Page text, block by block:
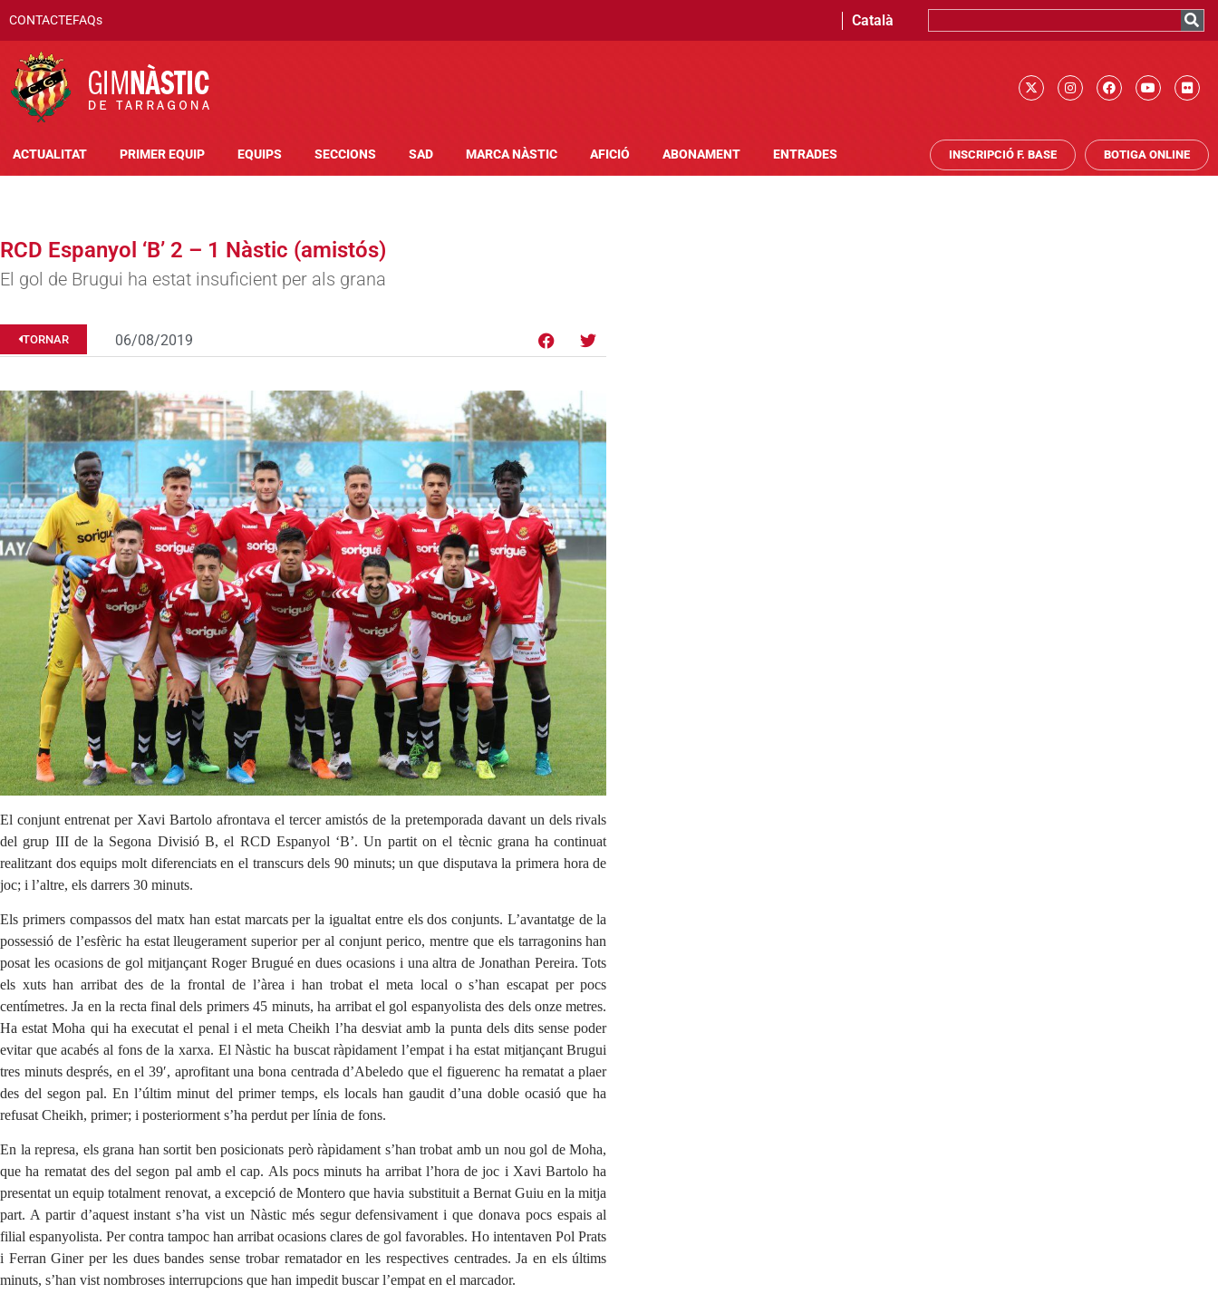
CONTACTEFAQs Català
ACTUALITAT PRIMER EQUIP EQUIPS SECCIONS SAD MARCA NÀSTIC AFICIÓ ABONAMENT ENTRADES INSCRIPCIÓ F. BASE BOTIGA ONLINE
RCD Espanyol ‘B’ 2 – 1 Nàstic (amistós)
El gol de Brugui ha estat insuficient per als grana
TORNAR 06/08/2019
El conjunt entrenat per Xavi Bartolo afrontava el tercer amistós de la pretemporada davant un dels rivals
del grup III de la Segona Divisió B, el RCD Espanyol ‘B’. Un partit on el tècnic grana ha continuat
realitzant dos equips molt diferenciats en el transcurs dels 90 minuts; un que disputava la primera hora de
joc; i l’altre, els darrers 30 minuts.
Els primers compassos del matx han estat marcats per la igualtat entre els dos conjunts. L’avantatge de la
possessió de l’esfèric ha estat lleugerament superior per al conjunt perico, mentre que els tarragonins han
posat les ocasions de gol mitjançant Roger Brugué en dues ocasions i una altra de Jonathan Pereira. Tots
els xuts han arribat des de la frontal de l’àrea i han trobat el meta local o s’han escapat per pocs
centímetres. Ja en la recta final dels primers 45 minuts, ha arribat el gol espanyolista des dels onze metres.
Ha estat Moha qui ha executat el penal i el meta Cheikh l’ha desviat amb la punta dels dits sense poder
evitar que acabés al fons de la xarxa. El Nàstic ha buscat ràpidament l’empat i ha estat mitjançant Brugui
tres minuts després, en el 39′, aprofitant una bona centrada d’Abeledo que el figuerenc ha rematat a plaer
des del segon pal. En l’últim minut del primer temps, els locals han gaudit d’una doble ocasió que ha
refusat Cheikh, primer; i posteriorment s’ha perdut per línia de fons.
En la represa, els grana han sortit ben posicionats però ràpidament s’han trobat amb un nou gol de Moha,
que ha rematat des del segon pal amb el cap. Als pocs minuts ha arribat l’hora de joc i Xavi Bartolo ha
presentat un equip totalment renovat, a excepció de Montero que havia substituit a Bernat Guiu en la mitja
part. A partir d’aquest instant s’ha vist un Nàstic més segur defensivament i que donava pocs espais al
filial espanyolista. Per contra tampoc han arribat ocasions clares de gol favorables. Ho intentaven Pol Prats
i Ferran Giner per les dues bandes sense trobar rematador en les respectives centrades. Ja en els últims
minuts, s’han vist nombroses interrupcions que han impedit buscar l’empat en el marcador.